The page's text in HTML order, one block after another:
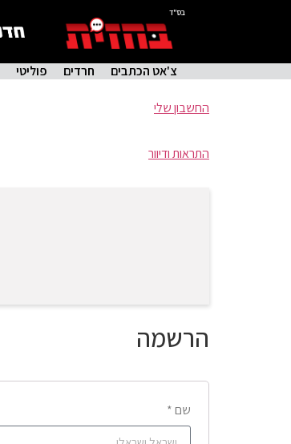
בס"ד
צ'אט הכתבים חרדים פוליטי
החשבון שלי
התראות ודיוור
הרשמה
שם *